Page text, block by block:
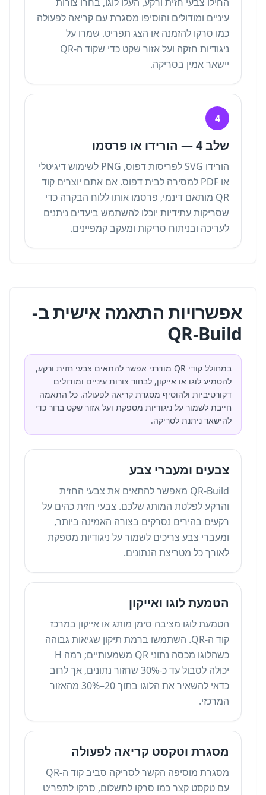
עיניים ומודולים והוסיפו מסגרת עם קריאה לפעולה
כמו סרקו להזמנה או הצג תפריט. שמרו על
ניגודיות חזקה ועל אזור שקט כדי שקוד ה-QR
יישאר אמין בסריקה.
4
שלב 4 — הורידו או פרסמו
הורידו SVG לפריסות דפוס, PNG לשימוש דיגיטלי
או PDF למסירה לבית דפוס. אם אתם יוצרים קוד
QR מותאם דינמי, פרסמו אותו ללוח הבקרה כדי
שסריקות עתידיות יוכלו להשתמש ביעדים ניתנים
לעריכה ובניתוח סריקות ומעקב קמפיינים.
אפשרויות התאמה אישית ב-
QR-Build
במחולל קודי QR מודרני אפשר להתאים צבעי חזית ורקע,
להטמיע לוגו או אייקון, לבחור צורות עיניים ומודולים
דקורטיביות ולהוסיף מסגרת קריאה לפעולה. כל התאמה
חייבת לשמור על ניגודיות מספקת ועל אזור שקט ברור כדי
להישאר ניתנת לסריקה.
צבעים ומעברי צבע
QR-Build מאפשר להתאים את צבעי החזית
והרקע לפלטת המותג שלכם. צבעי חזית כהים על
רקעים בהירים נסרקים בצורה האמינה ביותר,
ומעברי צבע צריכים לשמור על ניגודיות מספקת
לאורך כל מטריצת הנתונים.
הטמעת לוגו ואייקון
הטמעת לוגו מציבה סימן מותג או אייקון במרכז
קוד ה-QR. השתמשו ברמת תיקון שגיאות גבוהה
כשהלוגו מכסה נתוני QR משמעותיים; רמה H
יכולה לסבול עד כ-30% שחזור נתונים, אך לרוב
כדאי להשאיר את הלוגו בתוך 20–30% מהאזור
המרכזי.
מסגרת וטקסט קריאה לפעולה
מסגרת מוסיפה הקשר לסריקה סביב קוד ה-QR
עם טקסט קצר כמו סרקו לתשלום, סרקו לתפריט